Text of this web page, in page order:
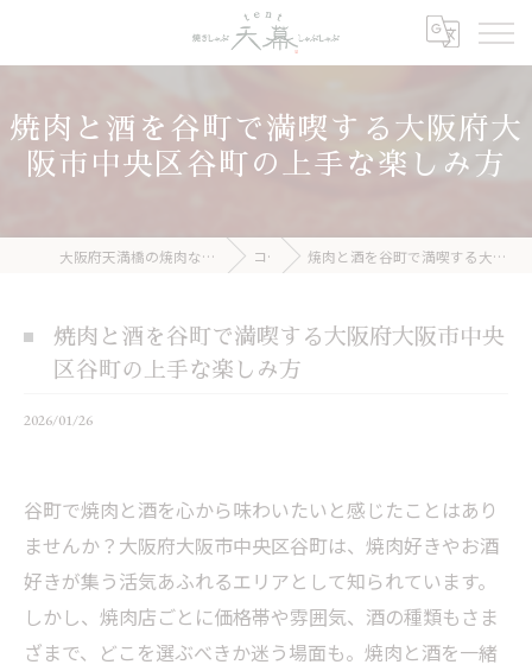
焼肉と酒を谷町で満喫する大阪府大
阪市中央区谷町の上手な楽しみ方
大阪府天満橋の焼肉なら焼きしゃぶ 天幕 しゃぶしゃぶ コラム 焼肉と酒を谷町で満喫する大阪府大阪市中央区谷町の上手な楽しみ方
焼肉と酒を谷町で満喫する大阪府大阪市中央
区谷町の上手な楽しみ方
2026/01/26
谷町で焼肉と酒を心から味わいたいと感じたことはあり
ませんか？大阪府大阪市中央区谷町は、焼肉好きやお酒
好きが集う活気あふれるエリアとして知られています。
しかし、焼肉店ごとに価格帯や雰囲気、酒の種類もさま
ざまで、どこを選ぶべきか迷う場面も。焼肉と酒を一緒